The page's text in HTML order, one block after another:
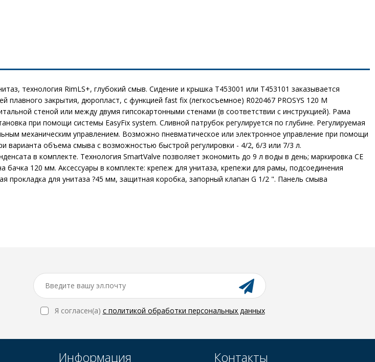
технология RimLS+, глубокий смыв. Сидение и крышка T453001 или T453101 заказывается
закрытия, дюропласт, с функцией fast fix (легкосъемное) R020467 PROSYS 120 M
стеной или между двумя гипсокартонными стенами (в соответствии с инструкцией). Рама
при помощи системы EasyFix system. Сливной патрубок регулируется по глубине. Регулируемая
механическим управлением. Возможно пневматическое или электронное управление при помощи
варианта объема смыва с возможностью быстрой регулировки - 4/2, 6/3 или 7/3 л.
в комплекте. Технология SmartValve позволяет экономить до 9 л воды в день; маркировка CE
бачка 120 мм. Аксессуары в комплекте: крепеж для унитаза, крепежи для рамы, подсоединения
для унитаза ?45 мм, защитная коробка, запорный клапан G 1/2 ". Панель смыва
Я согласен(a) с политикой обработки персональных данных
Информация Контакты